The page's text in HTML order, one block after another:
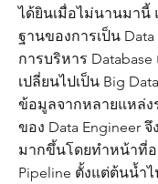
ได้ยินเมื่อไม่นานมานี้
ฐานของการเป็น
การบริหาร
เปลี่ยนไปเป็น Big
ข้อมูลจากหลายแหล่ง
ของ Data Engineer
มากขึ้นโดยทำหน้าที่อ
Pipeline ตั้งแต่ต้นน้ำ